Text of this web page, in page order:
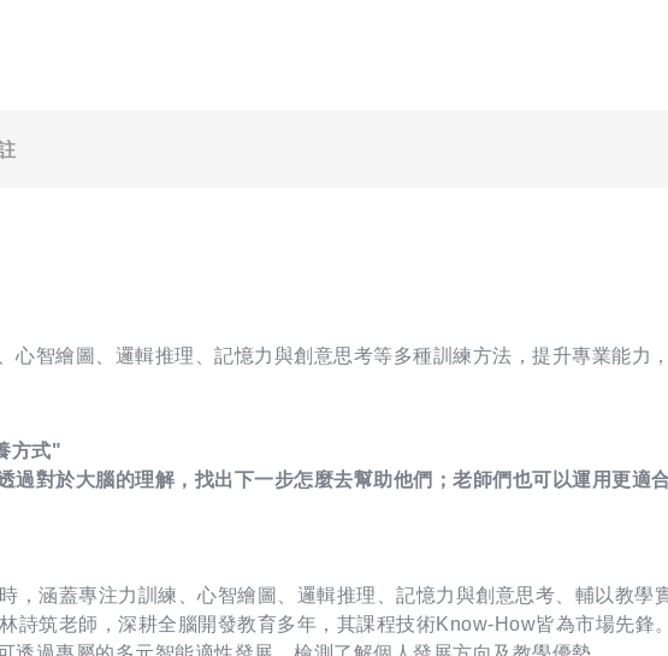
心智繪圖、邏輯推理、記憶力與創意思考等多種訓練方法，提升專業能力
方式"
過對於大腦的理解，找出下一步怎麼去幫助他們；老師們也可以運用更適
，涵蓋專注力訓練、心智繪圖、邏輯推理、記憶力與創意思考、輔以教學
林詩筑老師，深耕全腦開發教育多年，其課程技術Know-How皆為市場先鋒。